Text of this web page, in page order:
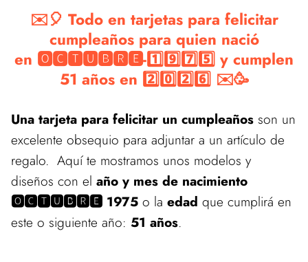
✉️🎈 Todo en tarjetas para felicitar
cumpleaños para quien nació
en 🅾🅲🆃🆄🅱🆁🅴-1️⃣9️⃣7️⃣5️⃣ y cumplen
51 años en 2️⃣0️⃣2️⃣6️⃣ ✉️🥳
Una tarjeta para felicitar un cumpleaños son un
excelente obsequio para adjuntar a un artículo de
regalo. Aquí te mostramos unos modelos y
diseños con el año y mes de nacimiento
🅾🅲🆃🆄🅱🆁🅴 1975 o la edad que cumplirá en
este o siguiente año: 51 años.